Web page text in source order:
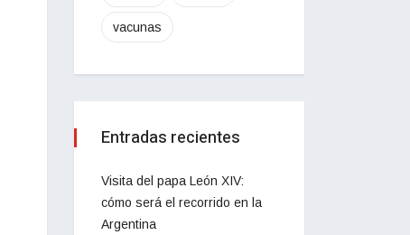
vacunas
Entradas recientes
Visita del papa León XIV:
cómo será el recorrido en la
Argentina